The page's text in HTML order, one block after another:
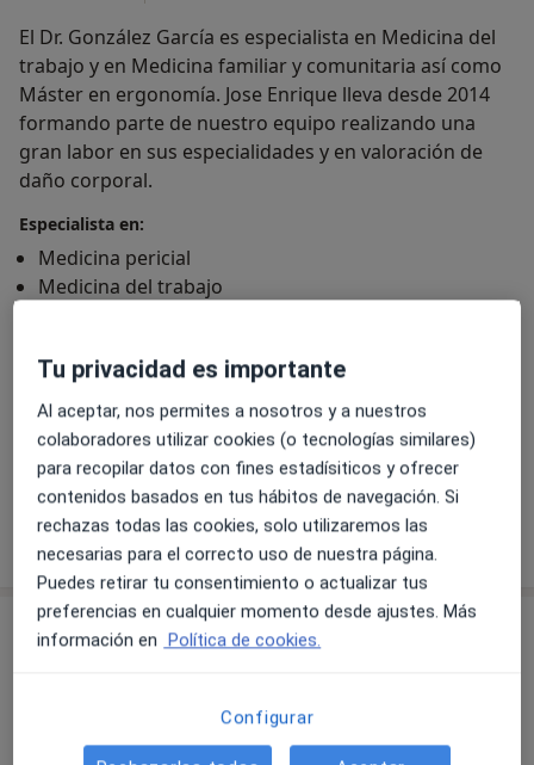
El Dr. González García es especialista en Medicina del
trabajo y en Medicina familiar y comunitaria así como
Máster en ergonomía. Jose Enrique lleva desde 2014
formando parte de nuestro equipo realizando una
gran labor en sus especialidades y en valoración de
daño corporal.
Especialista en:
Medicina pericial
Medicina del trabajo
Principales enfermedades tratadas
Dolor de cabeza benigno
Mareo o vértigo de origen cervical
Mostrar más detalles
sobre la experiencia
Servicios y precios
Tu privacidad es importante
Al aceptar, nos permites a nosotros y a nuestros
colaboradores utilizar cookies (o tecnologías similares)
para recopilar datos con fines estadísiticos y ofrecer
contenidos basados en tus hábitos de navegación. Si
rechazas todas las cookies, solo utilizaremos las
necesarias para el correcto uso de nuestra página.
Puedes retirar tu consentimiento o actualizar tus
preferencias en cualquier momento desde ajustes. Más
información en Política de cookies.
Configurar